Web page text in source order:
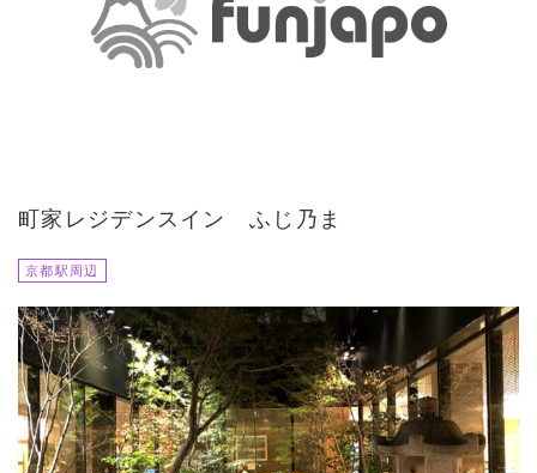
町家レジデンスイン ふじ乃ま
京都駅周辺